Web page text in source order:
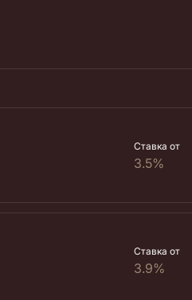
Ставка от
3.5%
Ставка от
3.9%